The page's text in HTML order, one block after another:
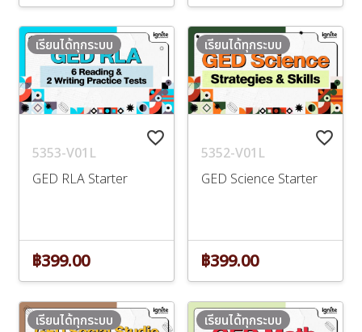
favorite_border
5353-V01L
GED RLA Starter
เรียนได้ทุกระบบ
฿399.00
favorite_border
5352-V01L
GED Science Starter
เรียนได้ทุกระบบ
฿399.00
เรียนได้ทุกระบบ เรียนได้ทุกระบบ